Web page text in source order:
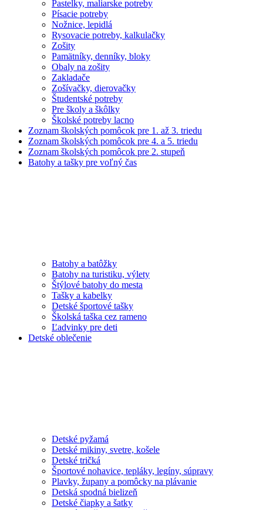
Pastelky, maliarske potreby
Písacie potreby
Nožnice, lepidlá
Rysovacie potreby, kalkulačky
Zošity
Pamätníky, denníky, bloky
Obaly na zošity
Zakladače
Zošívačky, dierovačky
Študentské potreby
Pre školy a škôlky
Školské potreby lacno
Zoznam školských pomôcok pre 1. až 3. triedu
Zoznam školských pomôcok pre 4. a 5. triedu
Zoznam školských pomôcok pre 2. stupeň
Batohy a tašky pre voľný čas
Batohy a batôžky
Batohy na turistiku, výlety
Štýlové batohy do mesta
Tašky a kabelky
Detské športové tašky
Školská taška cez rameno
Ľadvinky pre deti
Detské oblečenie
Detské pyžamá
Detské mikiny, svetre, košele
Detské tričká
Športové nohavice, tepláky, legíny, súpravy
Plavky, župany a pomôcky na plávanie
Detská spodná bielizeň
Detské čiapky a šatky